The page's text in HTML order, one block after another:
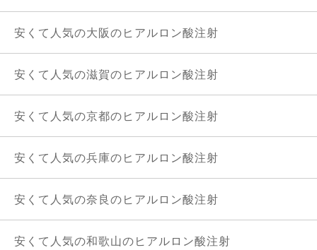
安くて人気の大阪のヒアルロン酸注射
安くて人気の滋賀のヒアルロン酸注射
安くて人気の京都のヒアルロン酸注射
安くて人気の兵庫のヒアルロン酸注射
安くて人気の奈良のヒアルロン酸注射
安くて人気の和歌山のヒアルロン酸注射